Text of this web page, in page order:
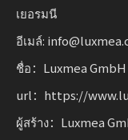
เยอรมนี
อีเมล์:
ชื่อ：Luxmea GmbH
url：https://
ผู้สร้าง：Luxmea